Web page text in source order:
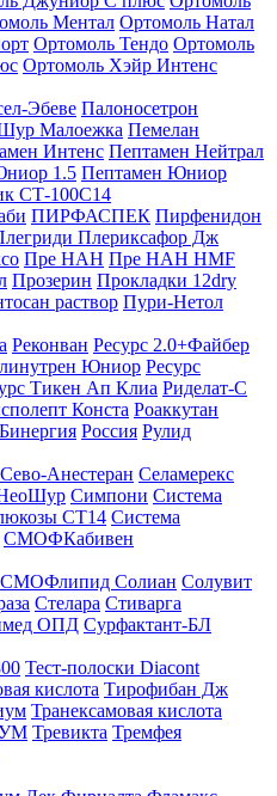
Ментал Ортомоль Натал
Ортомоль Тендо Ортомоль
Ортомоль Хэйр Интенс
Эбеве Палоносетрон
Малоежка Пемелан
Интенс Пептамен Нейтрал
1.5 Пептамен Юниор
СТ-100С14
ПИРФАСПЕК Пирфенидон
Плериксафор Дж
Пре НАН Пре НАН HMF
Прозерин Прокладки 12dry
раствор Пури-Нетол
Реконван Ресурс 2.0+Файбер
Юниор Ресурс
Тикен Ап Клиа Риделат-С
Конста Роаккутан
Россия Рулид
Сево-Анестеран Селамерекс
Симпони Система
СТ14 Система
СМОФКабивен
СМОФлипид Солиан Солувит
Стелара Стиварга
ОПД Сурфактант-БЛ
Тест-полоски Diacont
кислота Тирофибан Дж
Транексамовая кислота
Тревикта Тремфея